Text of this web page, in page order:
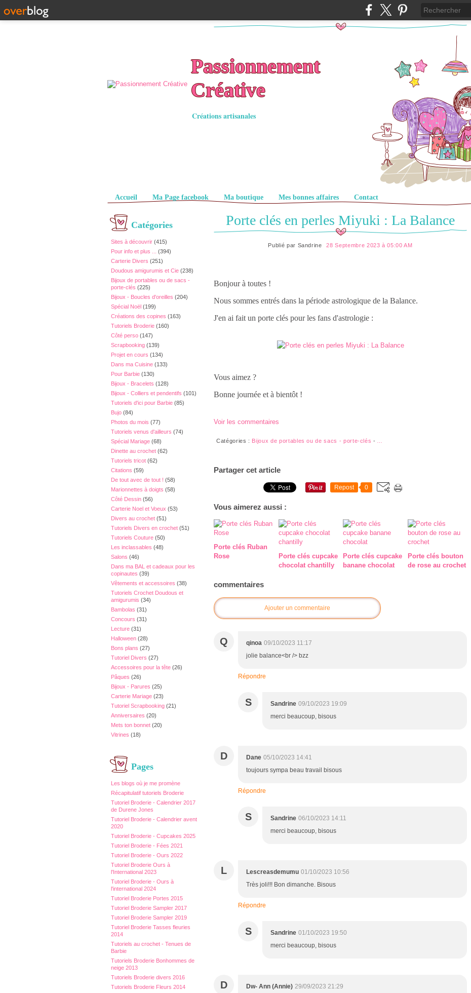
Passionnement
Créative
Créations artisanales
Pages
Accueil Ma Page facebook Ma boutique Mes bonnes affaires Contact
Catégories
Sites à découvrir (415)
Pour info et plus ...
(394)
Carterie Divers (251)
Doudous amigurumis et Cie (238)
Bijoux de portables ou de sacs -
porte-clés (225)
Bijoux - Boucles d'oreilles (204)
Spécial Noël (199)
Créations des copines (163)
Tutoriels Broderie (160)
Côté perso (147)
Scrapbooking (139)
Projet en cours (134)
Dans ma Cuisine (133)
Pour Barbie (130)
Bijoux - Bracelets (128)
Bijoux - Colliers et pendentifs (101)
Tutoriels d'ici pour Barbie (85)
Bujo (84)
Photos du mois (77)
Tutoriels venus d'ailleurs (74)
Spécial Mariage (68)
Dinette au crochet (62)
Tutoriels tricot (62)
Citations (59)
De tout avec de tout ! (58)
Marionnettes à doigts (58)
Côté Dessin (56)
Carterie Noel et Voeux (53)
Divers au crochet (51)
Tutoriels Divers en crochet (51)
Tutoriels Couture (50)
Les inclassables (48)
Salons (46)
Dans ma BAL et cadeaux pour les
copinautes (39)
Vêtements et accessoires (38)
Tutoriels Crochet Doudous et
amigurumis (34)
Bambolas (31)
Concours (31)
Lecture (31)
Halloween (28)
Bons plans (27)
Tutoriel Divers (27)
Accessoires pour la tête (26)
Pâques (26)
Bijoux - Parures (25)
Carterie Mariage (23)
Tutoriel Scrapbooking (21)
Anniversaires (20)
Mets ton bonnet (20)
Vitrines (18)
Pages
Les blogs où je me promène
Récapitulatif tutoriels Broderie
Tutoriel Broderie - Calendrier 2017
de Durene Jones
Tutoriel Broderie - Calendrier avent
2020
Tutoriel Broderie - Cupcakes 2025
Tutoriel Broderie - Fées 2021
Tutoriel Broderie - Ours 2022
Tutoriel Broderie Ours à
l'International 2023
Tutoriel Broderie - Ours à
l'international 2024
Tutoriel Broderie Portes 2015
Tutoriel Broderie Sampler 2017
Tutoriel Broderie Sampler 2019
Tutoriel Broderie Tasses fleuries
2014
Tutoriels au crochet - Tenues de
Barbie
Tutoriels Broderie Bonhommes de
neige 2013
Tutoriels Broderie divers 2016
Tutoriels Broderie Fleurs 2014
Porte clés en perles Miyuki : La Balance
Publié par Sandrine 28 Septembre 2023 à 05:00 AM
Bonjour à toutes !
Nous sommes entrés dans la période astrologique de la Balance.
J'en ai fait un porte clés pour les fans d'astrologie :
Vous aimez ?
Bonne journée et à bientôt !
Voir les commentaires
Catégories : Bijoux de portables ou de sacs - porte-clés -
Partager cet article
Repost 0
Vous aimerez aussi :
Porte clés Ruban
Rose
Porte clés cupcake
chocolat chantilly
Porte clés cupcake
banane chocolat
Porte clés bouton
de rose au crochet
commentaires
Ajouter un commentaire
Q qinoa 09/10/2023 11:17
jolie balance<br /> bzz
Répondre
S Sandrine 09/10/2023 19:09
merci beaucoup, bisous
D Dane 05/10/2023 14:41
toujours sympa beau travail bisous
Répondre
S Sandrine 06/10/2023 14:11
merci beaucoup, bisous
L Lescreasdemumu 01/10/2023 10:56
Très joli!!! Bon dimanche. Bisous
Répondre
S Sandrine 01/10/2023 19:50
merci beaucoup, bisous
D Dw- Ann (Annie) 29/09/2023 21:29